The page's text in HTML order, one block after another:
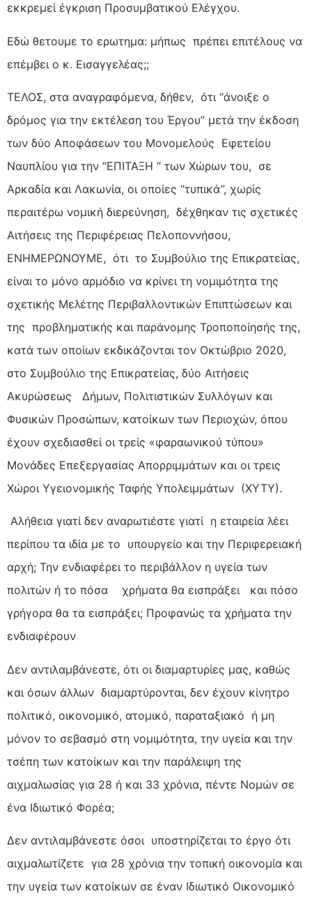
εκκρεμεί έγκριση Προσυμβατικού Ελέγχου.
Εδώ θετουμε το ερωτημα: μήπως πρέπει επιτέλους να
επέμβει ο κ. Εισαγγελέας;;
ΤΕΛΟΣ, στα αναγραφόμενα, δήθεν, ότι “άνοιξε ο
δρόμος για την εκτέλεση του Έργου” μετά την έκδοση
των δύο Αποφάσεων του Μονομελούς Εφετείου
Ναυπλίου για την “ΕΠΙΤΑΞΗ ” των Χώρων του, σε
Αρκαδία και Λακωνία, οι οποίες “τυπικά”, χωρίς
περαιτέρω νομική διερεύνηση, δέχθηκαν τις σχετικές
Αιτήσεις της Περιφέρειας Πελοποννήσου,
ΕΝΗΜΕΡΩΝΟΥΜΕ, ότι το Συμβούλιο της Επικρατείας,
είναι το μόνο αρμόδιο να κρίνει τη νομιμότητα της
σχετικής Μελέτης Περιβαλλοντικών Επιπτώσεων και
της προβληματικής και παράνομης Τροποποίησής της,
κατά των οποίων εκδικάζονται τον Οκτώβριο 2020,
στο Συμβούλιο της Επικρατείας, δύο Αιτήσεις
Ακυρώσεως Δήμων, Πολιτιστικών Συλλόγων και
Φυσικών Προσώπων, κατοίκων των Περιοχών, όπου
έχουν σχεδιασθεί οι τρείς «φαραωνικού τύπου»
Μονάδες Επεξεργασίας Απορριμμάτων και οι τρεις
Χώροι Υγειονομικής Ταφής Υπολειμμάτων (ΧΥΤΥ).
Αλήθεια γιατί δεν αναρωτιέστε γιατί η εταιρεία λέει
περίπου τα ιδία με το υπουργείο και την Περιφερειακή
αρχή; Την ενδιαφέρει το περιβάλλον η υγεία των
πολιτών ή το πόσα χρήματα θα εισπράξει και πόσο
γρήγορα θα τα εισπράξει; Προφανώς τα χρήματα την
ενδιαφέρουν
Δεν αντιλαμβάνεστε, ότι οι διαμαρτυρίες μας, καθώς
και όσων άλλων διαμαρτύρονται, δεν έχουν κίνητρο
πολιτικό, οικονομικό, ατομικό, παραταξιακό ή μη
μόνον το σεβασμό στη νομιμότητα, την υγεία και την
τσέπη των κατοίκων και την παράλειψη της
αιχμαλωσίας για 28 ή και 33 χρόνια, πέντε Νομών σε
ένα Ιδιωτικό Φορέα;
Δεν αντιλαμβάνεστε όσοι υποστηρίζεται το έργο ότι
αιχμαλωτίζετε για 28 χρόνια την τοπική οικονομία και
την υγεία των κατοίκων σε έναν Ιδιωτικό Οικονομικό